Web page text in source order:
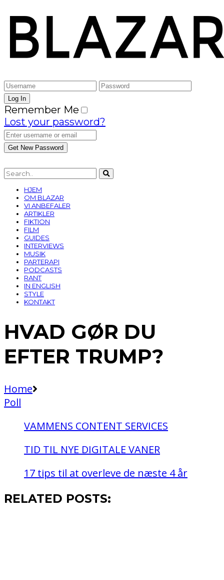
Remember Me
Lost your password?
HJEM
OM BLAZAR
VI ANBEFALER
ARTIKLER
FIKTION
FILM
GUIDES
INTERVIEWS
MUSIK
PARTERAPI
PODCASTS
RANT
IN ENGLISH
STYLE
KONTAKT
HVAD GØR DU
EFTER TRUMP?
Home
Poll
VAMMENS CONTENT SERVICES
TID TIL NYE DIGITALE VANER
17 tips til at overleve de næste 4 år
RELATED POSTS: